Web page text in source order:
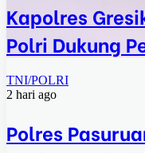
Kapolres
Polri Dukung
TNI/POLRI
2 hari ago
Polres